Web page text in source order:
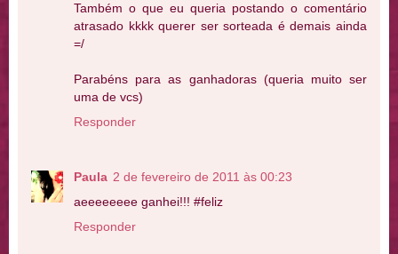
Também o que eu queria postando o comentário
atrasado kkkk querer ser sorteada é demais ainda
=/
Parabéns para as ganhadoras (queria muito ser
uma de vcs)
Responder
Paula 2 de fevereiro de 2011 às 00:23
aeeeeeeee ganhei!!! #feliz
Responder